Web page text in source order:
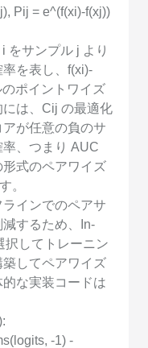
Pij = e^(f(xi)-f(xj))
をサンプル j より
率を表し、f(xi)-
ポイントワイズ
は、Cij の最適化
が任意の負のサ
、つまり AUC
式のペアワイズ
。
インでのペアサ
するため、In-
択してトレーニン
してペアワイズ
な実装コードは
-1) -